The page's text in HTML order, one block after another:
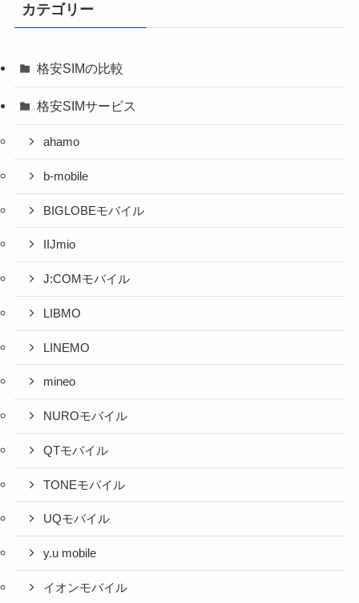
カテゴリー
格安SIMの比較
格安SIMサービス
ahamo
b-mobile
BIGLOBEモバイル
IIJmio
J:COMモバイル
LIBMO
LINEMO
mineo
NUROモバイル
QTモバイル
TONEモバイル
UQモバイル
y.u mobile
イオンモバイル